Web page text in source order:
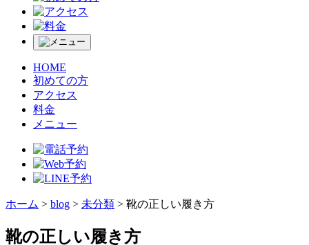
HOME
初めての方
アクセス
料金
メニュー
ホーム > blog > 未分類 > 靴の正しい履き方
靴の正しい履き方